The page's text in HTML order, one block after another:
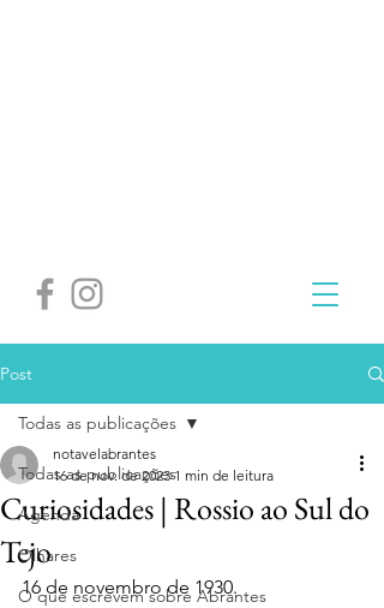
Post
Todas as publicações
Agenda
Olhares
O que escrevem sobre Abrantes
Todas as publicações
Curiosidades | Rossio ao Sul do
Tejo
notavelabrantes
16 de nov. de 2023 1 min de leitura
16 de novembro de 1930.